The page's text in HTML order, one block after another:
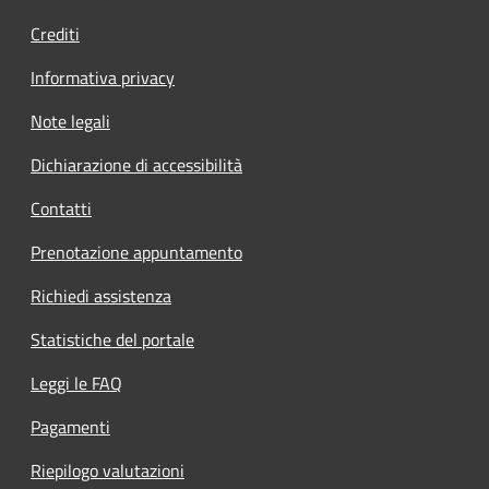
Crediti
Informativa privacy
Note legali
Dichiarazione di accessibilità
Contatti
Prenotazione appuntamento
Richiedi assistenza
Statistiche del portale
Leggi le FAQ
Pagamenti
Riepilogo valutazioni